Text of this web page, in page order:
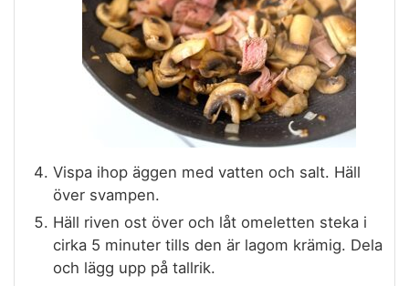
Vispa ihop äggen med vatten och salt. Häll
över svampen.
Häll riven ost över och låt omeletten steka i
cirka 5 minuter tills den är lagom krämig. Dela
och lägg upp på tallrik.